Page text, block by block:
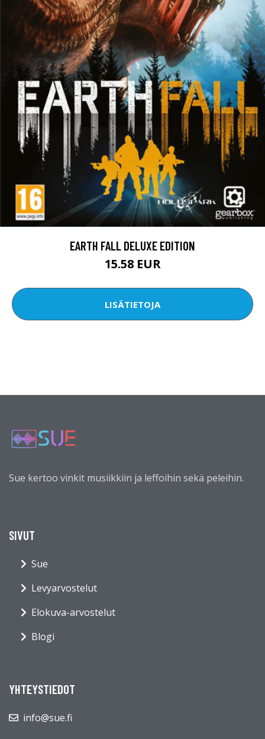
EARTH FALL DELUXE EDITION
15.58 EUR
LISÄTIETOJA
Sue kertoo vinkit musiikkiin ja leffoihin sekä peleihin.
SIVUT
Sue
Levyarvostelut
Elokuva-arvostelut
Blogi
YHTEYSTIEDOT
info@sue.fi